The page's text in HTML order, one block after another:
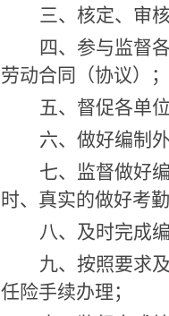
三、核定、审
四、参与监督
劳动合同（协议）；
五、督促各单
六、做好编制
七、监督做好
时、真实的做好考
八、及时完成
九、按照要求
任险手续办理；